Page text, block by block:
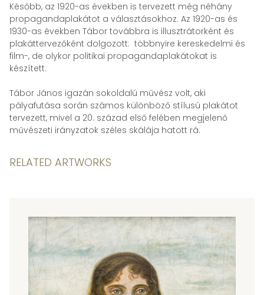
Később, az 1920-as években is tervezett még néhány
propagandaplakátot a választásokhoz. Az 1920-as és
1930-as években Tábor továbbra is illusztrátorként és
plakáttervezőként dolgozott: többnyire kereskedelmi és
film-, de olykor politikai propagandaplakátokat is
készített.
Tábor János igazán sokoldalú művész volt, aki
pályafutása során számos különböző stílusú plakátot
tervezett, mivel a 20. század első felében megjelenő
művészeti irányzatok széles skálája hatott rá.
RELATED ARTWORKS